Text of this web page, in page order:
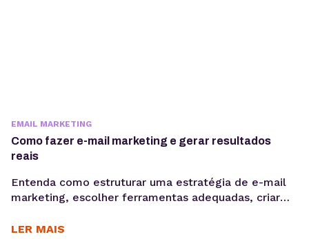
EMAIL MARKETING
Como fazer e-mail marketing e gerar resultados
reais
Entenda como estruturar uma estratégia de e-mail
marketing, escolher ferramentas adequadas, criar
métricas como taxa de abertura e CTR para evoluir
LER MAIS